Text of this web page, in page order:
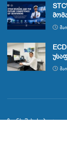
ჩვენს შესახებ